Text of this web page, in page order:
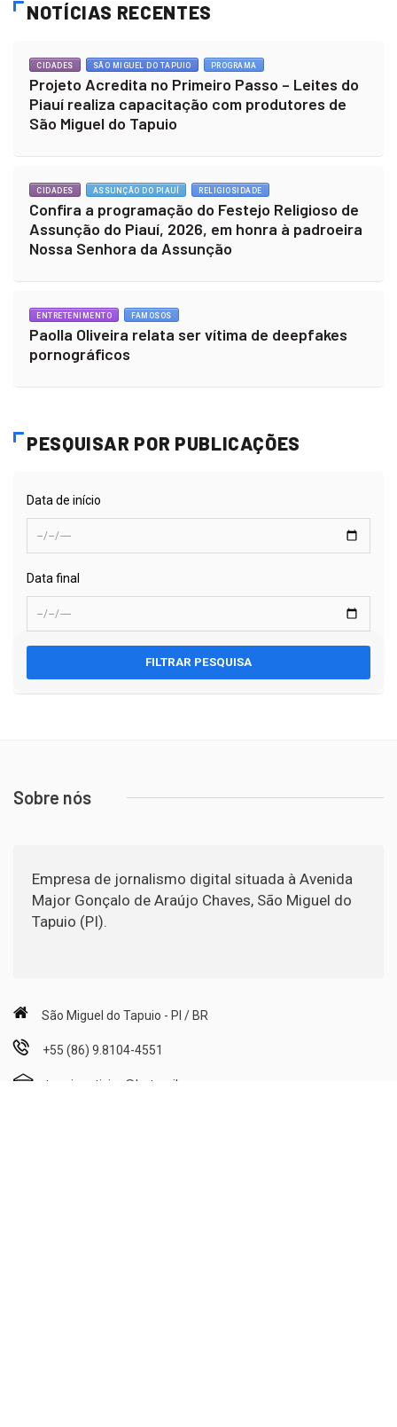
NOTÍCIAS RECENTES
CIDADES SÃO MIGUEL DO TAPUIO PROGRAMA
Projeto Acredita no Primeiro Passo – Leites do
Piauí realiza capacitação com produtores de
São Miguel do Tapuio
CIDADES ASSUNÇÃO DO PIAUÍ RELIGIOSIDADE
Confira a programação do Festejo Religioso de
Assunção do Piauí, 2026, em honra à padroeira
Nossa Senhora da Assunção
ENTRETENIMENTO FAMOSOS
Paolla Oliveira relata ser vítima de deepfakes
pornográficos
PESQUISAR POR PUBLICAÇÕES
Data de início
Data final
FILTRAR PESQUISA
Sobre nós
Empresa de jornalismo digital situada à Avenida
Major Gonçalo de Araújo Chaves, São Miguel do
Tapuio (PI).
São Miguel do Tapuio - PI / BR
+55 (86) 9.8104-4551
tapuionoticias@hotmail.com